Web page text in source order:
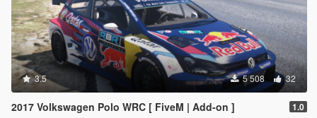
3.5 5 508 32
2017 Volkswagen Polo WRC [ FiveM | Add-on ] 1.0